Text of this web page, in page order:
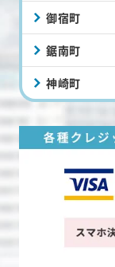
御宿町
鋸南町
神崎町